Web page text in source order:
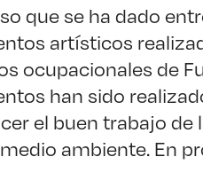
que se ha dado
artísticos
ocupacionales de
han sido
el buen trabajo
ambiente. En